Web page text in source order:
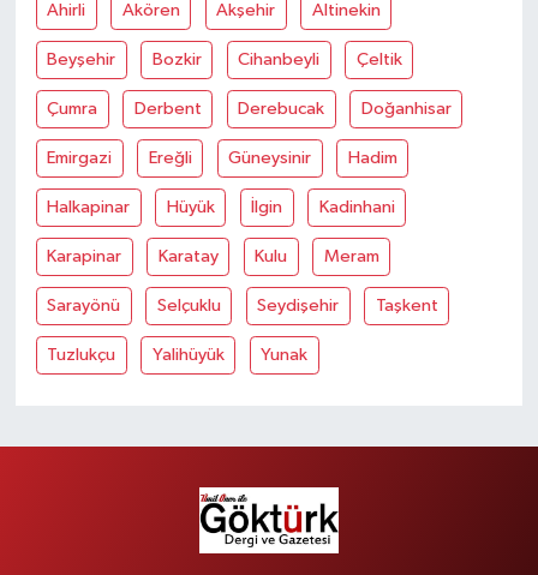
Ahirli Akören Akşehir Altinekin
Beyşehir Bozkir Cihanbeyli Çeltik
Çumra Derbent Derebucak Doğanhisar
Emirgazi Ereğli Güneysinir Hadim
Halkapinar Hüyük İlgin Kadinhani
Karapinar Karatay Kulu Meram
Sarayönü Selçuklu Seydişehir Taşkent
Tuzlukçu Yalihüyük Yunak